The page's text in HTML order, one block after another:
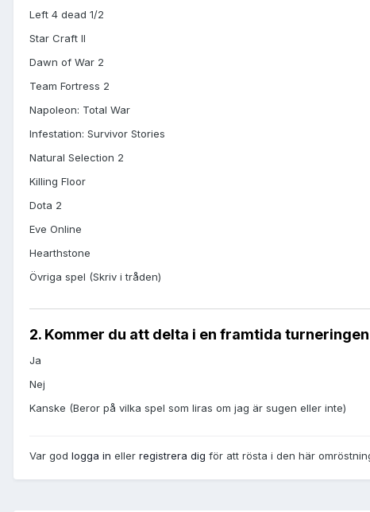
Left 4 dead 1/2
Star Craft II
Dawn of War 2
Team Fortress 2
Napoleon: Total War
Infestation: Survivor Stories
Natural Selection 2
Killing Floor
Dota 2
Eve Online
Hearthstone
Övriga spel (Skriv i tråden)
2. Kommer du att delta i en framtida
Ja
Nej
Kanske (Beror på vilka spel som liras om jag är sugen eller inte)
Var god logga in eller registrera dig för att rösta i den här